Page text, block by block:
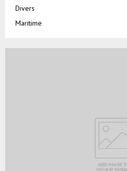
Divers
Maritime